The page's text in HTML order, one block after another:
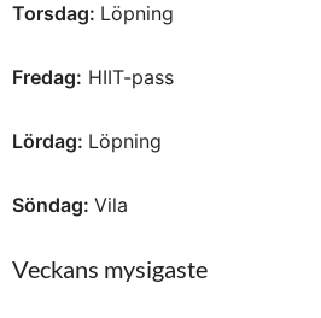
Torsdag: Löpning
Fredag: HIIT-pass
Lördag: Löpning
Söndag: Vila
Veckans mysigaste